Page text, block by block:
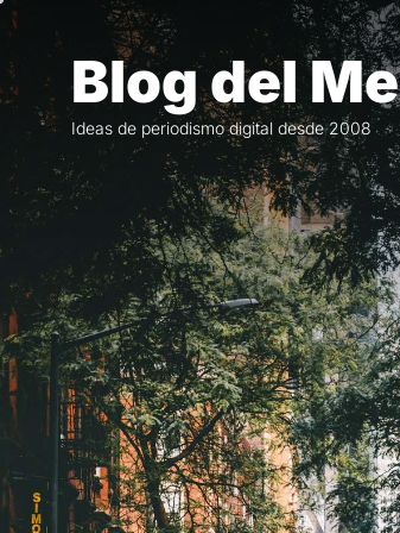
Saltar
contenidoBlog del
Ideas de periodismo digital desde 2008